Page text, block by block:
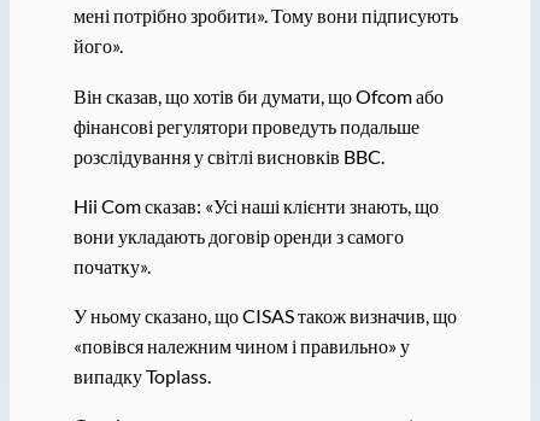
мені потрібно зробити». Тому вони підписують
його».
Він сказав, що хотів би думати, що Ofcom або
фінансові регулятори проведуть подальше
розслідування у світлі висновків BBC.
Hii Com сказав: «Усі наші клієнти знають, що
вони укладають договір оренди з самого
початку».
У ньому сказано, що CISAS також визначив, що
«повівся належним чином і правильно» у
випадку Toplass.